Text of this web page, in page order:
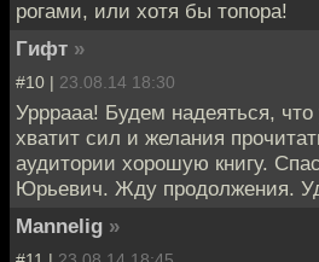
рогами, или хотя бы топора!
Гифт »
#10 | 23.08.14 18:30
Урррааа! Будем надеяться, что
хватит сил и желания
аудитории хорошую книгу.
Юрьевич. Жду продолжения.
Mannelig »